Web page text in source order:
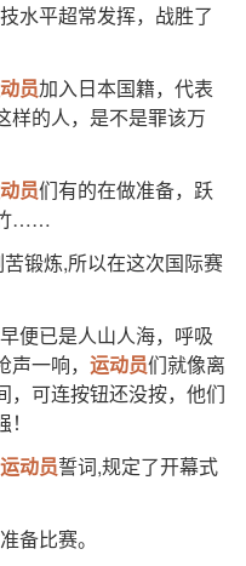
水平超常发挥，战胜了
员加入日本国籍，代表
样的人，是不是罪该万
员们有的在做准备，跃
竹……
锻炼,所以在这次国际赛
便已是人山人海，呼吸
一响， 运动员们就像离
，可连按钮还没按，他们
运动员誓词,规定了开幕式
备比赛。